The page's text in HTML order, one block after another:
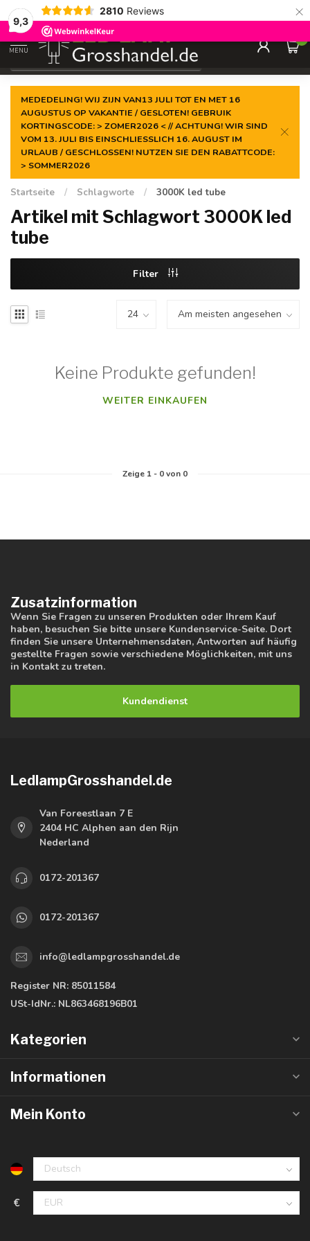
9,3
2810 Reviews ×
Garantiert derniedrigste Preis
MENU
0
MEDEDELING! WIJ ZIJN VAN13 JULI TOT EN MET 16
AUGUSTUS OP VAKANTIE / GESLOTEN! GEBRUIK
KORTINGSCODE: > ZOMER2026 < // ACHTUNG! WIR SIND
VOM 13. JULI BIS EINSCHLIESSLICH 16. AUGUST IM
URLAUB / GESCHLOSSEN! NUTZEN SIE DEN RABATTCODE:
> SOMMER2026
Startseite / Schlagworte / 3000K led tube
Artikel mit Schlagwort 3000K led
tube
Filter
Keine Produkte gefunden!
WEITER EINKAUFEN
Zeige 1- 0von 0
Zusatzinformation
Wenn Sie Fragen zu unseren Produkten oder Ihrem Kauf
haben, besuchen Sie bitte unsere Kundenservice-Seite. Dort
finden Sie unsere Unternehmensdaten, Antworten auf häufig
gestellte Fragen sowie verschiedene Möglichkeiten, mit uns
in Kontakt zu treten.
Kundendienst
LedlampGrosshandel.de
Van Foreestlaan 7 E
2404 HC Alphen aan den Rijn
Nederland
0172-201367
0172-201367
info@ledlampgrosshandel.de
Register NR: 85011584
USt-IdNr.: NL863468196B01
Kategorien
Informationen
Mein Konto
€